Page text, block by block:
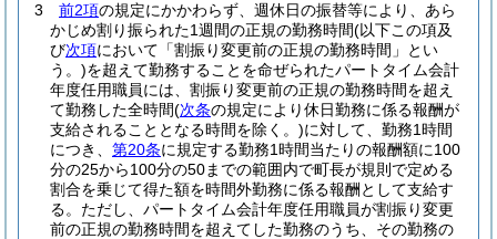
3
前2項の規定にかかわらず、週休日の振替等により、あら
かじめ割り振られた1週間の正規の勤務時間(以下この項及
び次項において「割振り変更前の正規の勤務時間」とい
う。)を超えて勤務することを命ぜられたパートタイム会計
年度任用職員には、割振り変更前の正規の勤務時間を超え
て勤務した全時間(次条の規定により休日勤務に係る報酬が
支給されることとなる時間を除く。)に対して、勤務1時間
につき、 第20条に規定する勤務1時間当たりの報酬額に100
分の25から100分の50までの範囲内で町長が規則で定める
割合を乗じて得た額を時間外勤務に係る報酬として支給す
る。 ただし、パートタイム会計年度任用職員が割振り変更
前の正規の勤務時間を超えてした勤務のうち、その勤務の